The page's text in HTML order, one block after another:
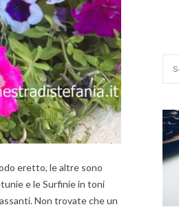
eretto, le altre sono
e le Surfinie in toni
Non trovate che un